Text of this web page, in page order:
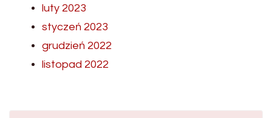
luty 2023
styczeń 2023
grudzień 2022
listopad 2022